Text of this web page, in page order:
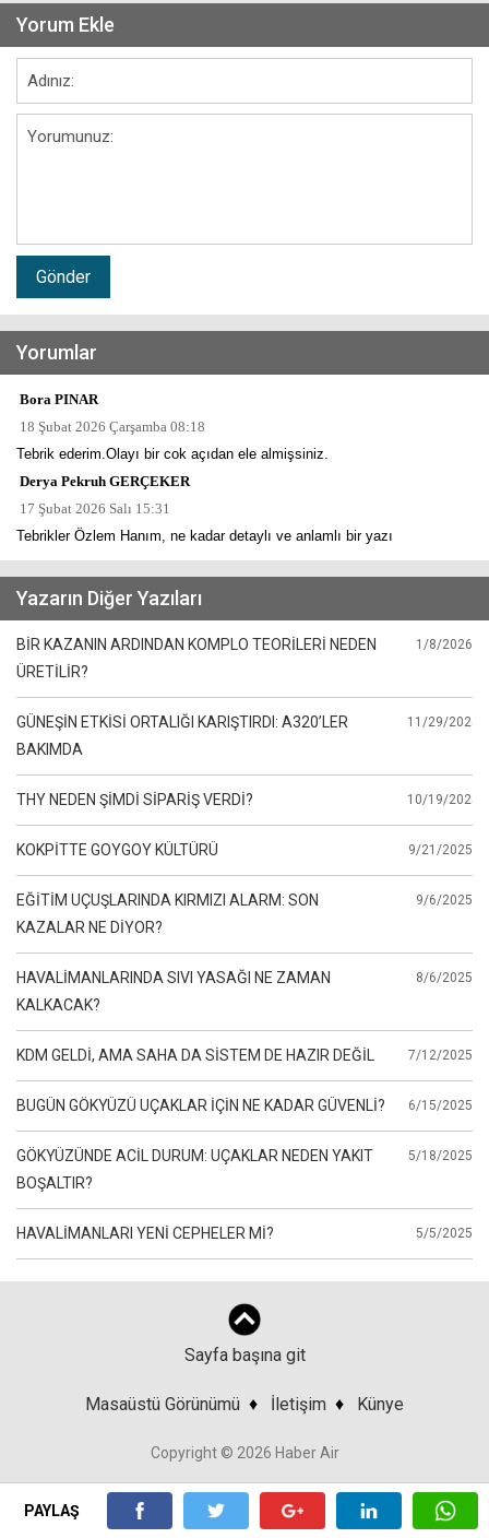
PAYLAŞ
Yorum Ekle
Gönder
Yorumlar
Bora PINAR
18 Şubat 2026 Çarşamba 08:18
Tebrik ederim.Olayı bir cok açıdan ele almişsiniz.
Derya Pekruh GERÇEKER
17 Şubat 2026 Salı 15:31
Tebrikler Özlem Hanım, ne kadar detaylı ve anlamlı bir yazı
Yazarın Diğer Yazıları
BİR KAZANIN ARDINDAN KOMPLO TEORİLERİ NEDEN
ÜRETİLİR?
1/8/2026
GÜNEŞİN ETKİSİ ORTALIĞI KARIŞTIRDI: A320’LER
BAKIMDA
11/29/2025
THY NEDEN ŞİMDİ SİPARİŞ VERDİ? 10/19/2025
KOKPİTTE GOYGOY KÜLTÜRÜ 9/21/2025
EĞİTİM UÇUŞLARINDA KIRMIZI ALARM: SON
KAZALAR NE DİYOR?
9/6/2025
HAVALİMANLARINDA SIVI YASAĞI NE ZAMAN
KALKACAK?
8/6/2025
KDM GELDİ, AMA SAHA DA SİSTEM DE HAZIR DEĞİL 7/12/2025
BUGÜN GÖKYÜZÜ UÇAKLAR İÇİN NE KADAR GÜVENLİ? 6/15/2025
GÖKYÜZÜNDE ACİL DURUM: UÇAKLAR NEDEN YAKIT
BOŞALTIR?
5/18/2025
HAVALİMANLARI YENİ CEPHELER Mİ? 5/5/2025
Sayfa başına git
Masaüstü Görünümü ♦ İletişim ♦ Künye
Copyright © 2026 Haber Air